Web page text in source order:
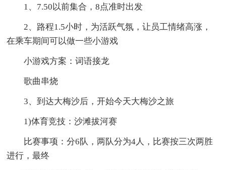
1、7.50以前集合，8点准时出发
2、路程1.5小时，为活跃气氛，让员工情绪高涨，
在乘车期间可以做一些小游戏
小游戏方案：词语接龙
歌曲串烧
3、到达大梅沙后，开始今天大梅沙之旅
1)体育竞技：沙滩拔河赛
比赛事项：分6队，两队分为4人，比赛按三次两胜
进行，最终